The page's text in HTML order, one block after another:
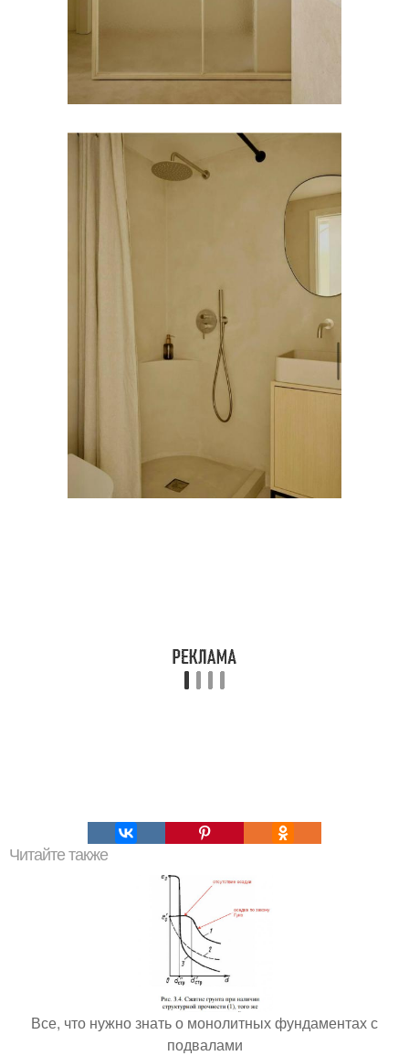
Читайте также
Все, что нужно знать о монолитных фундаментах с
подвалами